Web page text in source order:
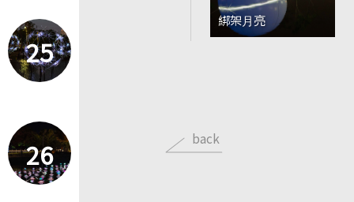
25
26
綁架⽉亮
back